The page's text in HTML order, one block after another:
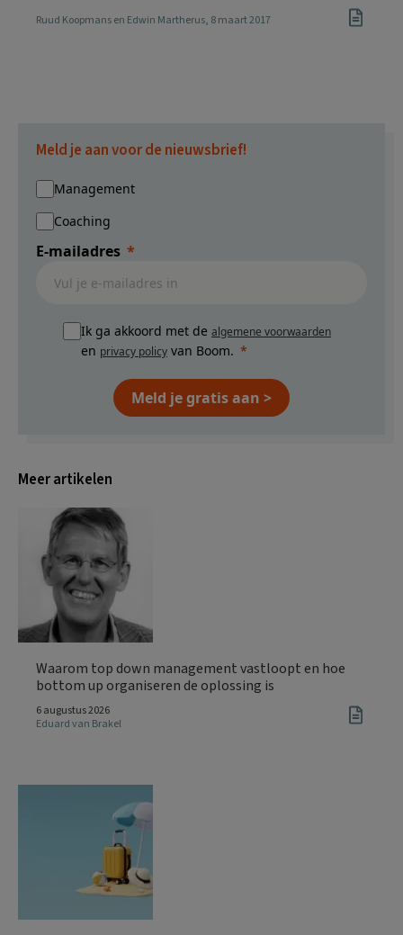
Ruud Koopmans en Edwin Martherus, 8 maart 2017
Meld je aan voor de nieuwsbrief!
Management
Coaching
E-mailadres
Ik ga akkoord met de algemene voorwaarden
en privacy policy van Boom.
Meld je gratis aan >
Meer artikelen
Waarom top down management vastloopt en hoe
bottom up organiseren de oplossing is
6 augustus 2026
Eduard van Brakel